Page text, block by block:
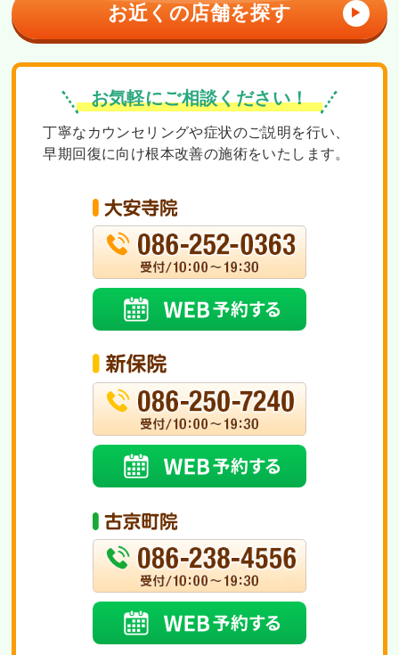
お近くの店舗を探す ▶
お気軽にご相談ください！
丁寧なカウンセリングや症状のご説明を行い、
早期回復に向け根本改善の施術をいたします。